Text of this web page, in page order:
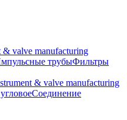
valve manufacturing
трубыФильтры
& valve manufacturing
Соединение